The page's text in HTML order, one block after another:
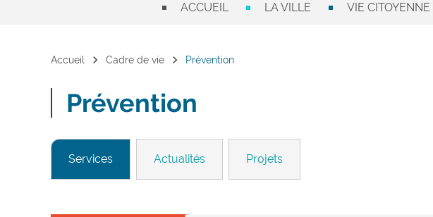
ACCUEIL LA VILLE VIE CITOYENNE
Accueil chevron_right Cadre de vie chevron_right Prévention
Prévention
Services Actualités Projets